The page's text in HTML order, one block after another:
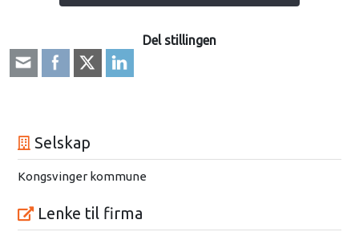
Del stillingen
Selskap
Kongsvinger kommune
Lenke til firma